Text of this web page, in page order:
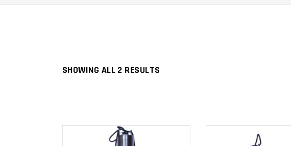
SHOWING ALL 2 RESULTS